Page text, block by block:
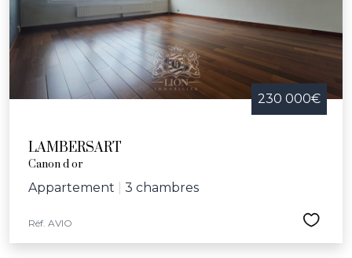
230 000€
LAMBERSART
Canon d or
Appartement 3 chambres
Réf. AVIO